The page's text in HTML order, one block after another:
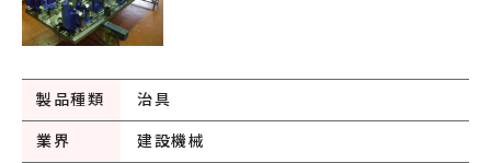
製品種類
治具
業界
建設機械